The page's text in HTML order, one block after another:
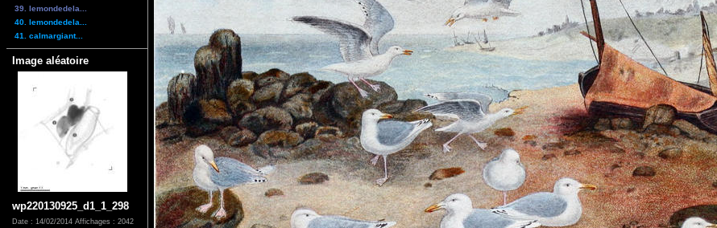
39. lemondedela...
40. lemondedela...
41. calmargiant...
Image aléatoire
wp220130925_d1_1_298
Date : 14/02/2014 Affichages : 2042